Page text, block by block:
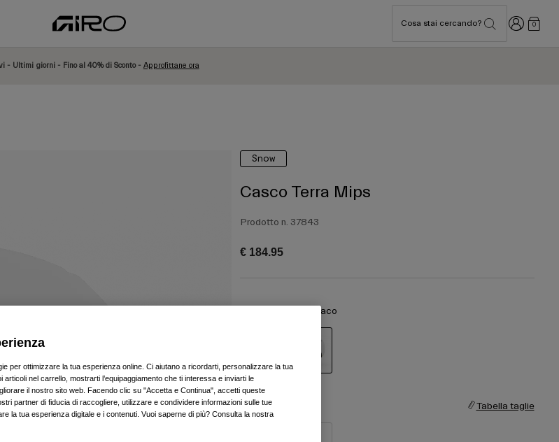
Cosa stai cercando? Accedi
0
- Ultimi giorni - Fino al 40% di Sconto - Approfittane ora
Snow
Casco Terra Mips
Prodotto n. 37843
€ 184.95
Bianco opaco
Taglia Tabella taglie
per ottimizzare la tua esperienza online. Ci aiutano a ricordarti, personalizzare la tua
nel carrello, mostrarti l’equipaggiamento che ti interessa e inviarti le
il nostro sito web. Facendo clic su "Accetta e Continua", accetti queste
partner di fiducia di raccogliere, utilizzare e condividere informazioni sulle tue
la tua esperienza digitale e i contenuti. Vuoi saperne di più? Consulta la nostra